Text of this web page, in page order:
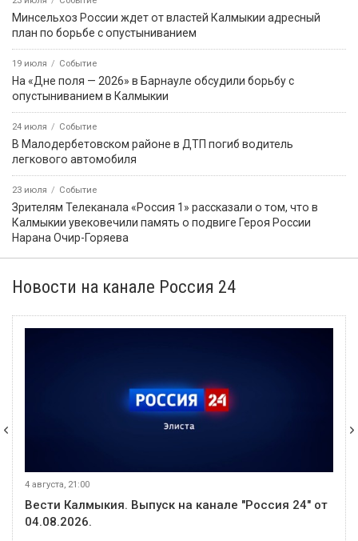
Минсельхоз России ждет от властей Калмыкии адресный
план по борьбе с опустыниванием
19 июля Событие
На «Дне поля — 2026» в Барнауле обсудили борьбу с
опустыниванием в Калмыкии
24 июля Событие
В Малодербетовском районе в ДТП погиб водитель
легкового автомобиля
23 июля Событие
Зрителям Телеканала «Россия 1» рассказали о том, что в
Калмыкии увековечили память о подвиге Героя России
Нарана Очир-Горяева
Новости на канале Россия 24
4 августа, 21:00
Вести Калмыкия. Выпуск на канале "Россия 24" от
04.08.2026.